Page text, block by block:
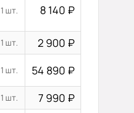
1 шт. 8 140 ₽
1 шт. 2 900 ₽
1 шт. 54 890 ₽
1 шт. 7 990 ₽